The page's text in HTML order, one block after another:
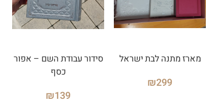
מארז מתנה לבת ישראל
₪299
סידור עבודת השם – אפור
כסף
₪139